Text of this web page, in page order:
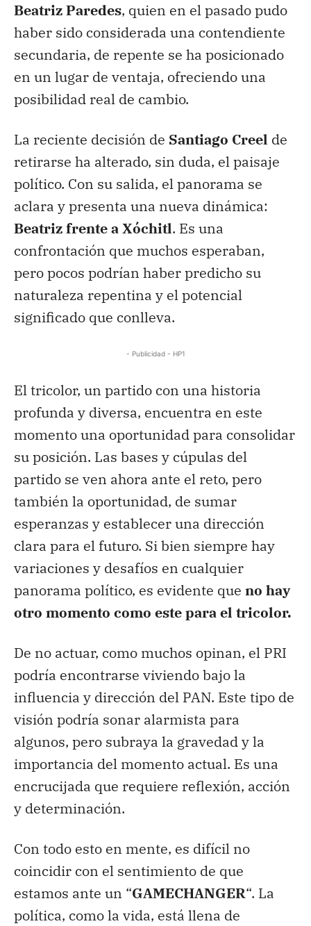
Beatriz Paredes, quien en el pasado pudo
haber sido considerada una contendiente
secundaria, de repente se ha posicionado
en un lugar de ventaja, ofreciendo una
posibilidad real de cambio.
La reciente decisión de Santiago Creel de
retirarse ha alterado, sin duda, el paisaje
político. Con su salida, el panorama se
aclara y presenta una nueva dinámica:
Beatriz frente a Xóchitl. Es una
confrontación que muchos esperaban,
pero pocos podrían haber predicho su
naturaleza repentina y el potencial
significado que conlleva.
- Publicidad - HP1
El tricolor, un partido con una historia
profunda y diversa, encuentra en este
momento una oportunidad para consolidar
su posición. Las bases y cúpulas del
partido se ven ahora ante el reto, pero
también la oportunidad, de sumar
esperanzas y establecer una dirección
clara para el futuro. Si bien siempre hay
variaciones y desafíos en cualquier
panorama político, es evidente que no hay
otro momento como este para el tricolor.
De no actuar, como muchos opinan, el PRI
podría encontrarse viviendo bajo la
influencia y dirección del PAN. Este tipo de
visión podría sonar alarmista para
algunos, pero subraya la gravedad y la
importancia del momento actual. Es una
encrucijada que requiere reflexión, acción
y determinación.
Con todo esto en mente, es difícil no
coincidir con el sentimiento de que
estamos ante un “GAMECHANGER“. La
política, como la vida, está llena de